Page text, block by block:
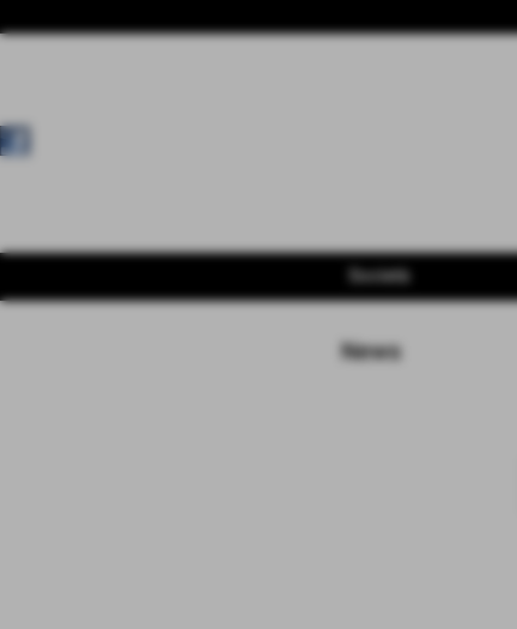
Società
News